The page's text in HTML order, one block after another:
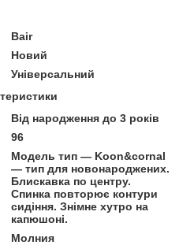
Bair
Новий
Універсальний
Від народження до 3 років
96
Модель тип — Koon&cornal
— тип для новонароджених.
Блискавка по центру.
Спинка повторює контури
сидіння. Знімне хутро на
капюшоні.
Молния